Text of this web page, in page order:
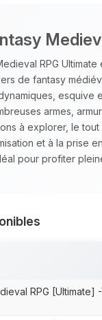
RPG
de fantasy
armes,
à explorer, le
et à la prise
pour profiter
RPG [Ultimate]